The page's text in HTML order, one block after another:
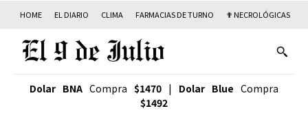
HOME EL DIARIO CLIMA FARMACIAS DE TURNO ✟ NECROLÓGICAS
Dolar BNA Compra $1470 | Dolar Blue Compra
$1492